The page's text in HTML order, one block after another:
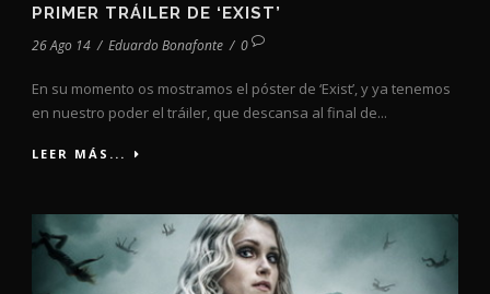
PRIMER TRÁILER DE ‘EXIST’
26 Ago 14 / Eduardo Bonafonte / 0
En su momento os mostramos el póster de ‘Exist’, y ya tenemos
en nuestro poder el tráiler, que descansa al final de...
LEER MÁS...